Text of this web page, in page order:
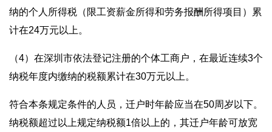
纳的个人所得税（限工资薪金所得和劳务报酬所得项目）累
计在24万元以上。
（4）在深圳市依法登记注册的个体工商户，在最近连续3个
纳税年度内缴纳的税额累计在30万元以上。
符合本条规定条件的人员，迁户时年龄应当在50周岁以下。
纳税额超过以上规定纳税额1倍以上的，其迁户年龄可放宽